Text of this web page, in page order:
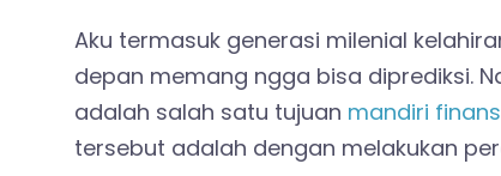
Aku termasuk generasi milenial
depan memang ngga bisa diprediksi.
adalah salah satu tujuan mandiri
tersebut adalah dengan melakukan